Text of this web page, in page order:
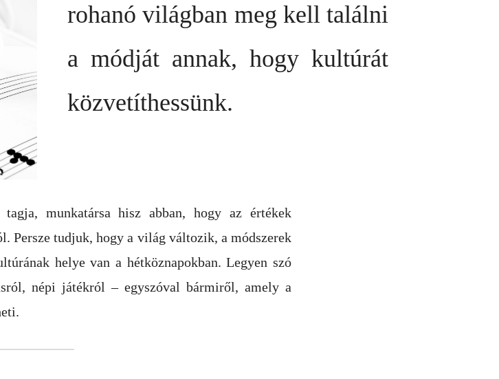
rohanó világban meg kell találni
a módját annak, hogy kultúrát
közvetíthessünk.
munkatársa hisz abban, hogy az értékek
Persze tudjuk, hogy a világ változik, a módszerek
helye van a hétköznapokban. Legyen szó
népi játékról – egyszóval bármiről, amely a